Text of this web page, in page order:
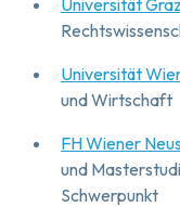
Universität
und Wirtschaft
FH Wiener
und
Schwerpunkt